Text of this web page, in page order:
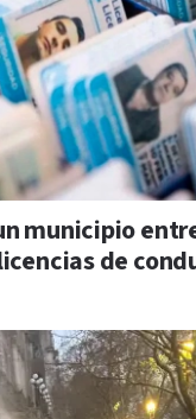
municipio
de